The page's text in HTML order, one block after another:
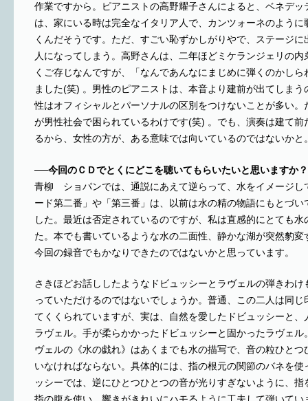
作業ですから。ピアニストの高野耀子さんによると、ベネデッ
は、家にいる時は完全なイタリア人で、カンツォーネのように
くんだそうです。ただ、すごい恥ずかしがりやで、ステージ
人になってしまう。高野さんは、二年ほどミケランジェリの
くご存じなんですが、「なんであんなにまじめに弾くのかし
ました(笑) 。男性のピアニストは、本音より建前が出てしま
性はオフィシャルとパーソナルの区別をつけないことが多い。
が男性社会で困られているわけです(笑) 。でも、演奏は建て前
るから、女性の方が、ある意味では向いているのではないかと
──今回のＣＤでとくにどこを聴いてもらいたいと思いますか？
青柳 ショパンでは、通説にあえて逆らって、水をイメージし
ード第二番」や「第三番」は、以前は水の精の物語にもとづい
した。最近は否定されているのですが、私は直感的にとても
た。本でも書いているような水の二面性、静かな湖が突然豹
今回の録音でもかなりできたのではないかと思っています。
さきほどお話ししたようなドビュッシーとラヴェルの弾きわけ
っていただけるのではないでしょうか。普通、この二人は同
てくくられていますが、実は、自然を愛したドビュッシーと、
ラヴェル。手が柔らかかったドビュッシーと固かったラヴェル
ヴェルの《水の戯れ》はあくまでも水の描写で、音の粒ひとつ
いなければならない。具体的には、指の根元の関節のバネを使
ッシーでは、逆にひとつひとつの音が光りすぎないように、